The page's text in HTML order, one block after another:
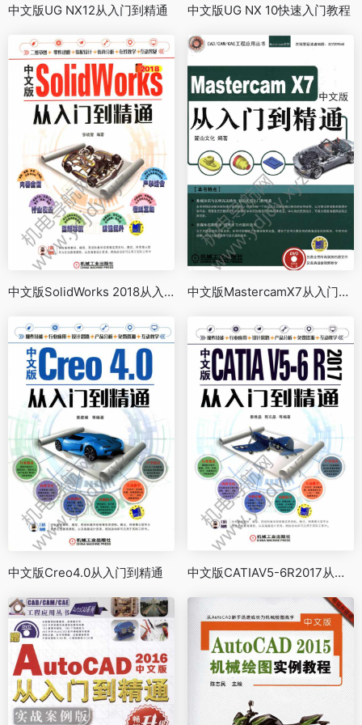
中文版UG NX12从入门到精通 中文版UG NX 10快速入门教程
中文版SolidWorks 2018从入门到精通 中文版MastercamX7从入门到精通
中文版Creo4.0从入门到精通 中文版CATIAV5-6R2017从入门到精通